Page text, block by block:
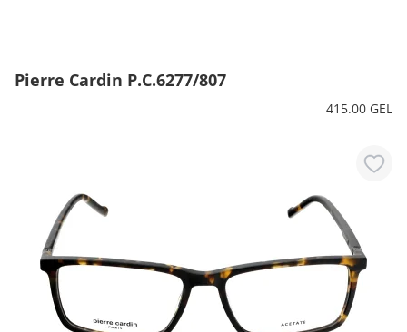
Pierre Cardin P.C.6277/807
415.00 GEL